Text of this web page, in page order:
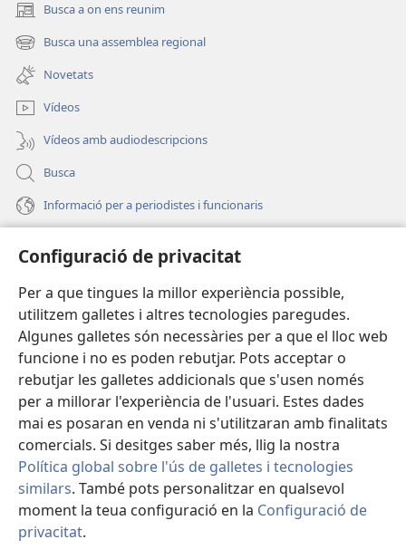
Configuració de privacitat
Per a que tingues la millor experiència possible,
utilitzem galletes i altres tecnologies paregudes.
Algunes galletes són necessàries per a que el lloc web
funcione i no es poden rebutjar. Pots acceptar o
rebutjar les galletes addicionals que s'usen només
per a millorar l'experiència de l'usuari. Estes dades
mai es posaran en venda ni s'utilitzaran amb finalitats
comercials. Si desitges saber més, llig la nostra
Política global sobre l'ús de galletes i tecnologies
similars. També pots personalitzar en qualsevol
moment la teua configuració en la Configuració de
privacitat.
Busca a on ens reunim
(obri
en
una
finestra
nova)
Busca una assemblea regional
(obri
en
una
finestra
nova)
Novetats
Vídeos
Vídeos amb audiodescripcions
Busca
Informació per a periodistes i funcionaris
(obri
en
una
finestra
nova)
BIBLIOTECA EN LÍNIA Watchtower™
(obri
en
una
finestra
nova)
JW Hub
(obri
en
una
finestra
nova)
®
Copyright© 2026 Watch Tower Bible and Tract Society of Pennsylvania.
CONDICIONS D'ÚS